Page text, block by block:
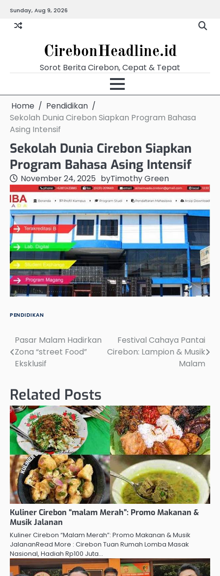
content
Sunday, Aug 9, 2026
CirebonHeadline.id
Sorot Berita Cirebon, Cepat & Tepat
Home
Pendidikan
Sekolah Dunia Cirebon Siapkan Program Bahasa
Asing Intensif
Sekolah Dunia Cirebon Siapkan
Program Bahasa Asing Intensif
November 24, 2025 byTimothy Green
PENDIDIKAN
Post
navigation
Pasar Malam Hadirkan
Zona “street Food”
Eksklusif
Festival Cahaya Pantai
Cirebon: Lampion & Musik
Malam
Related Posts
Kuliner Cirebon “malam Merah”: Promo Makanan &
Musik Jalanan
Kuliner Cirebon “Malam Merah”: Promo Makanan & Musik
JalananRead More : Cirebon Tuan Rumah Lomba Masak
Nasional, Hadiah Rp100 Juta…